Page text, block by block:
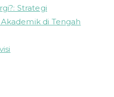
Strategi
di Tengah